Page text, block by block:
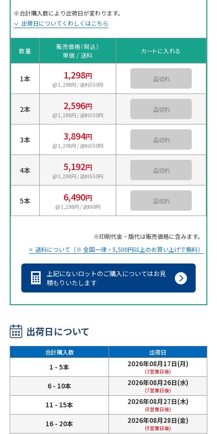
※合計購入数により出荷日が変わります。
出荷日についてくわしくはこちら
数量
販売価格（税込）
単価 / 送料
カートに入れる
1本 1,298円
@1,298円 / 送料550円
カートに入れる
2本 2,596円
@1,298円 / 送料550円
カートに入れる
3本 3,894円
@1,298円 / 送料550円
カートに入れる
4本 5,192円
@1,298円 / 送料550円
カートに入れる
5本 6,490円
@1,298円 / 送料0円
カートに入れる
印刷代金・版代は販売価格に含みます。
送料について（※ 全国一律・5,500円以上のお買い上げで無料）
上記にないロットのご購入についてはお見
積もりいたします
出荷日について
合計購入数 出荷日
1 - 5本 2026年08月17日(月)
(3営業日後)
6 - 10本 2026年08月26日(水)
(7営業日後)
11 - 15本 2026年08月27日(木)
(8営業日後)
16 - 20本 2026年08月28日(金)
(9営業日後)